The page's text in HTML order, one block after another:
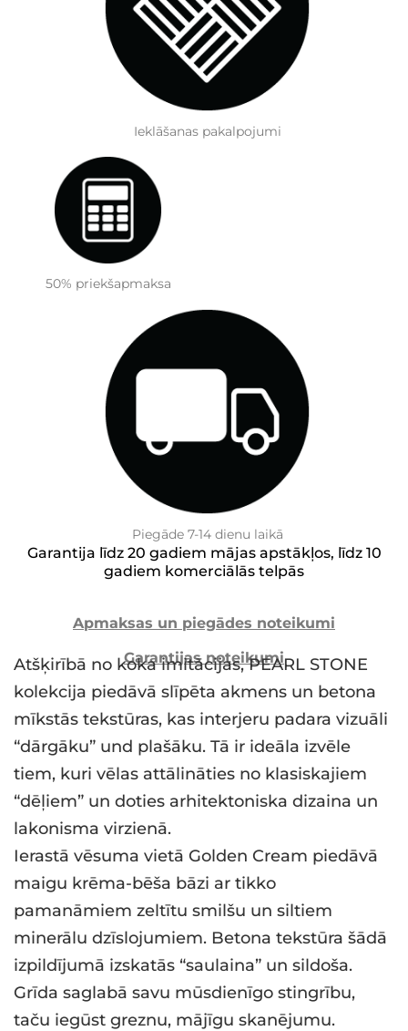
Ieklāšanas pakalpojumi
50% priekšapmaksa
Piegāde 7-14 dienu laikā
Garantija līdz 20 gadiem mājas apstākļos, līdz 10
gadiem komerciālās telpās
Apmaksas un piegādes noteikumi
Garantijas noteikumi
Atšķirībā no koka imitācijas, PEARL STONE
kolekcija piedāvā slīpēta akmens un betona
mīkstās tekstūras, kas interjeru padara vizuāli
“dārgāku” und plašāku. Tā ir ideāla izvēle
tiem, kuri vēlas attālināties no klasiskajiem
“dēļiem” un doties arhitektoniska dizaina un
lakonisma virzienā.
Ierastā vēsuma vietā Golden Cream piedāvā
maigu krēma-bēša bāzi ar tikko
pamanāmiem zeltītu smilšu un siltiem
minerālu dzīslojumiem. Betona tekstūra šādā
izpildījumā izskatās “saulaina” un sildoša.
Grīda saglabā savu mūsdienīgo stingrību,
taču iegūst greznu, mājīgu skanējumu.